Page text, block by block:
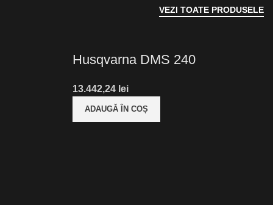
VEZI TOATE PRODUSELE
Husqvarna DMS 240
lei
ADAUGĂ ÎN COȘ